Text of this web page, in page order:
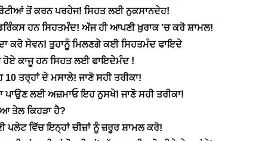
ਤੋਂ ਕਰਨ ਪਰਹੇਜ! ਸਿਹਤ ਲਈ ਨੁਕਸਾਨਦੇਹ!
ਹਨ ਸਿਹਤਮੰਦ! ਅੱਜ ਹੀ ਆਪਣੀ ਖ਼ੁਰਾਕ 'ਚ ਕਰੋ ਸ਼ਾਮਲ!
ਕਰੋ ਸੇਵਨ! ਤੁਹਾਨੂੰ ਮਿਲਣਗੇ ਕਈ ਸਿਹਤਮੰਦ ਫਾਇਦੇ
ਹੋਏ ਕਾਜੂ ਹਨ ਸਿਹਤ ਲਈ ਫਾਇਦੇਮੰਦ !
ਤਰ੍ਹਾਂ ਦੇ ਮਸਾਲੇ! ਜਾਣੋ ਸਹੀ ਤਰੀਕਾ!
ਪਾਉਣ ਲਈ ਅਜ਼ਮਾਓ ਇਹ ਨੁਸਖੇ! ਜਾਣੋ ਸਹੀ ਤਰੀਕਾ!
ਤੇਲ ਕਿਹੜਾ ਹੈ?
ਵਿੱਚ ਇਨ੍ਹਾਂ ਚੀਜ਼ਾਂ ਨੂੰ ਜ਼ਰੂਰ ਸ਼ਾਮਲ ਕਰੋ!